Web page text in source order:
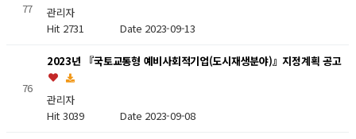
77
관리자
Hit 2731 Date 2023-09-13
76
2023년 『국토교통형 예비사회적기업(도시재생분야)』지정계획 공고
관리자
Hit 3039 Date 2023-09-08